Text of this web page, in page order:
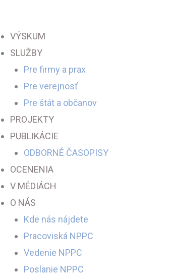
obsah
VÝSKUM
SLUŽBY
Pre firmy a prax
Pre verejnosť
Pre štát a občanov
PROJEKTY
PUBLIKÁCIE
ODBORNÉ ČASOPISY
OCENENIA
V MÉDIÁCH
O NÁS
Kde nás nájdete
Pracoviská NPPC
Vedenie NPPC
Poslanie NPPC